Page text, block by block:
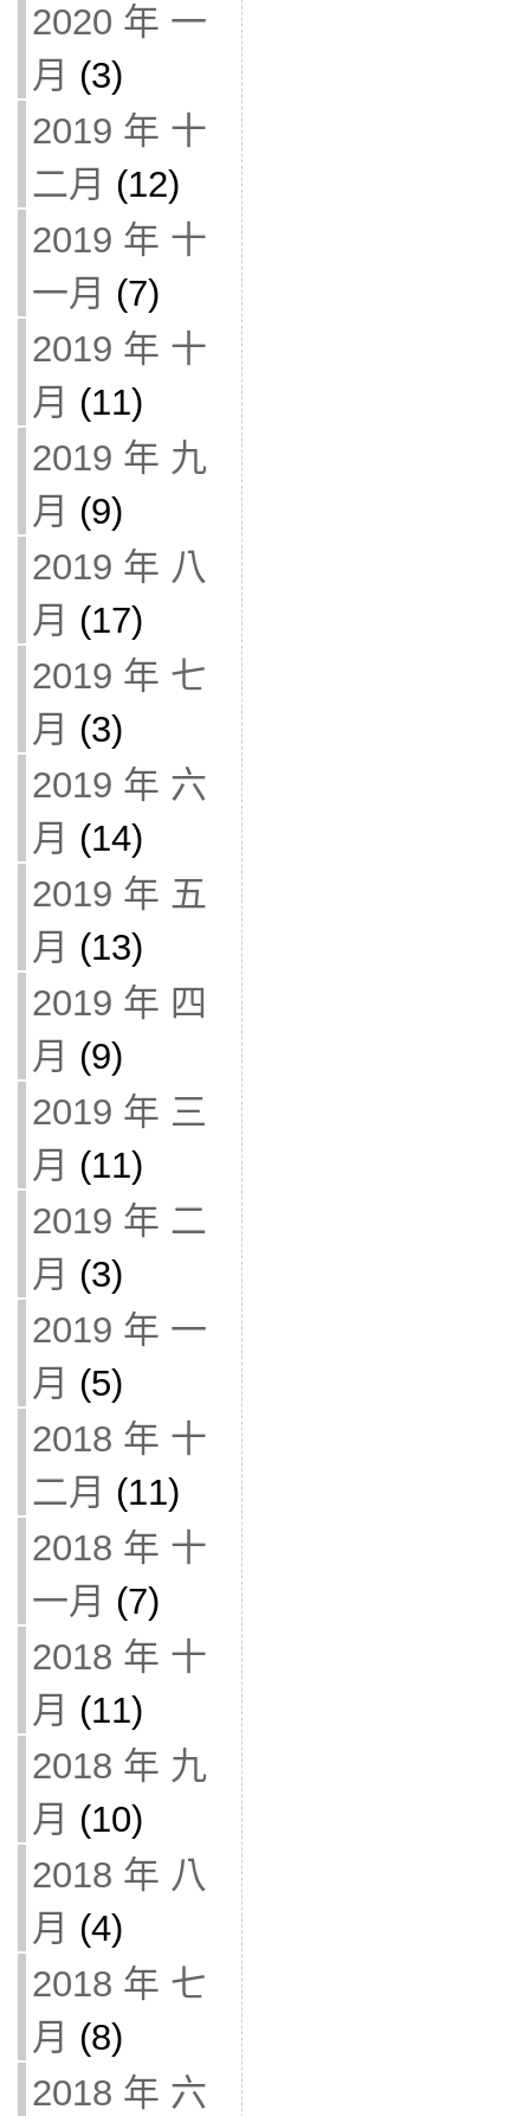
2020 年 一
月 (3)
2019 年 十
二月 (12)
2019 年 十
一月 (7)
2019 年 十
月 (11)
2019 年 九
月 (9)
2019 年 八
月 (17)
2019 年 七
月 (3)
2019 年 六
月 (14)
2019 年 五
月 (13)
2019 年 四
月 (9)
2019 年 三
月 (11)
2019 年 二
月 (3)
2019 年 一
月 (5)
2018 年 十
二月 (11)
2018 年 十
一月 (7)
2018 年 十
月 (11)
2018 年 九
月 (10)
2018 年 八
月 (4)
2018 年 七
月 (8)
2018 年 六